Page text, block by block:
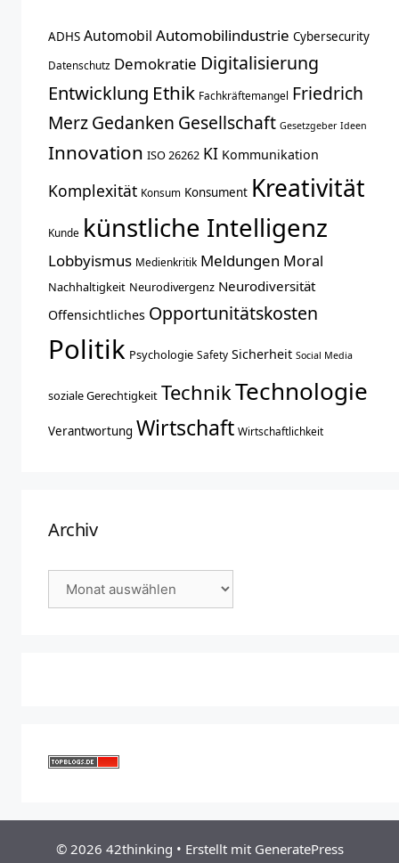
ADHS Automobil Automobilindustrie Cybersecurity
Datenschutz Demokratie Digitalisierung
Entwicklung Ethik Fachkräftemangel Friedrich
MerzGedanken Gesellschaft Gesetzgeber Ideen
Innovation ISO 26262 KI Kommunikation
Komplexität Konsum Konsument Kreativität
Kunde künstliche Intelligenz
Lobbyismus Medienkritik Meldungen Moral
Nachhaltigkeit Neurodivergenz Neurodiversität
Offensichtliches Opportunitätskosten
Politik Psychologie Safety Sicherheit Social Media
soziale Gerechtigkeit TechnikTechnologie
Verantwortung Wirtschaft Wirtschaftlichkeit
Archiv
Archiv
© 2026 42thinking • Erstellt mit GeneratePress